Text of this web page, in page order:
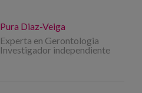
Pura Diaz-Veiga
Experta en Gerontologia
Investigador independiente